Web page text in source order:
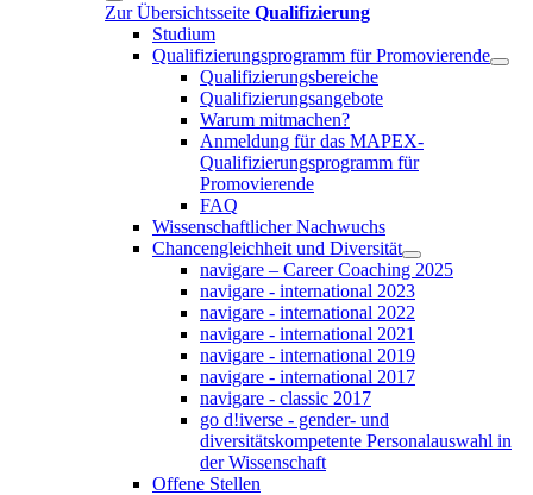
Zur Übersichtsseite Qualifizierung
Studium
Qualifizierungsprogramm für Promovierende
Qualifizierungsbereiche
Qualifizierungsangebote
Warum mitmachen?
Anmeldung für das MAPEX-
Qualifizierungsprogramm für
Promovierende
FAQ
Wissenschaftlicher Nachwuchs
Chancengleichheit und Diversität
navigare – Career Coaching 2025
navigare - international 2023
navigare - international 2022
navigare - international 2021
navigare - international 2019
navigare - international 2017
navigare - classic 2017
go d!iverse - gender- und
diversitätskompetente Personalauswahl in
der Wissenschaft
Offene Stellen